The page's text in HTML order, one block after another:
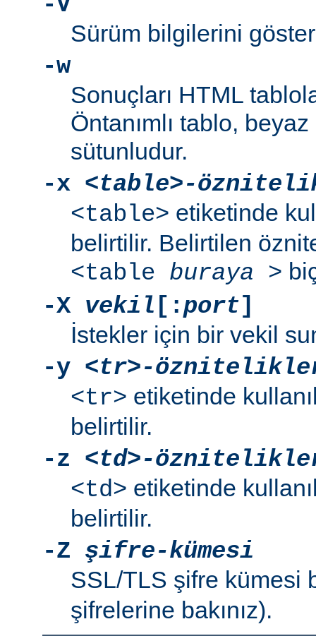
Sürüm bilgilerini
-w
Sonuçları HTML
Öntanımlı tablo,
sütunludur.
-x <table>-
<table> etiketinde
belirtilir. Belirtilen
<table buraya >
-X vekil [:port]
İstekler için bir vekil
-y <tr>-
<tr> etiketinde
belirtilir.
-z
<td>-
<td> etiketinde
belirtilir.
-Z şifre-kümesi
SSL/TLS şifre kümesi
şifrelerine bakınız).